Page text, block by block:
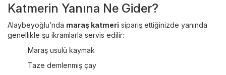
Katmerin Yanına Ne Gider?
Alaybeyoğlu’nda maraş katmeri sipariş ettiğinizde yanında
genellikle şu ikramlarla servis edilir:
Maraş usulü kaymak
Taze demlenmiş çay